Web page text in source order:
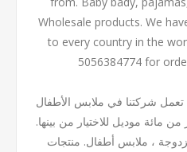
Wholesale products. We
to every country in the
5056384774 for
نسيج قطني 100٪ ، تعمل شركتنا في ملابس الأطفال
مائة موديل للاختيار من بينها.
، ملابس أطفال. منتجات